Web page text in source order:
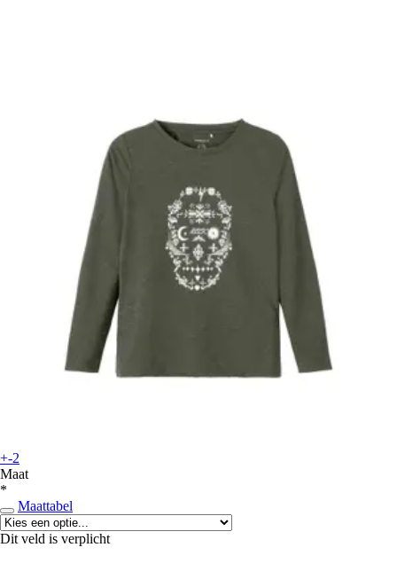
+-2
Maat
*
Maattabel
Dit veld is verplicht